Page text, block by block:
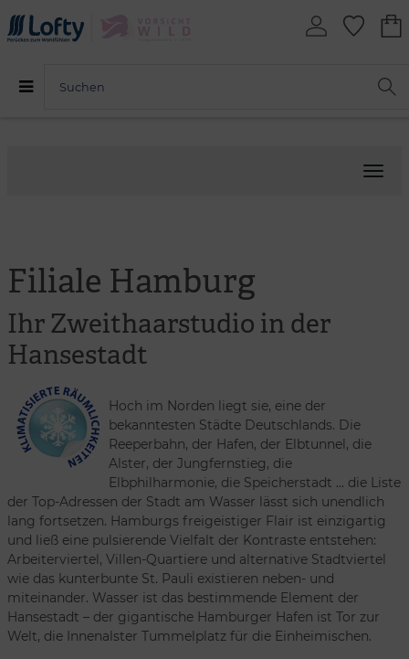
Filiale Hamburg
Ihr Zweithaarstudio in der
Hansestadt
Hoch im Norden liegt sie, eine der
bekanntesten Städte Deutschlands. Die
Reeperbahn, der Hafen, der Elbtunnel, die
Alster, der Jungfernstieg, die
Elbphilharmonie, die Speicherstadt … die Liste
der Top-Adressen der Stadt am Wasser lässt sich unendlich
lang fortsetzen. Hamburgs freigeistiger Flair ist einzigartig
und ließ eine pulsierende Vielfalt der Kontraste entstehen:
Arbeiterviertel, Villen-Quartiere und alternative Stadtviertel
wie das kunterbunte St. Pauli existieren neben- und
miteinander. Wasser ist das bestimmende Element der
Hansestadt – der gigantische Hamburger Hafen ist Tor zur
Welt, die Innenalster Tummelplatz für die Einheimischen.